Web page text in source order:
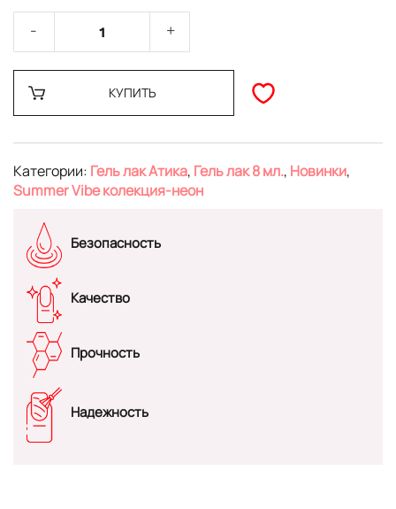
КУПИТЬ
Категории: Гель лак Атика, Гель лак 8 мл., Новинки,
Summer Vibe колекция-неон
Безопасность
Качество
Прочность
Надежность